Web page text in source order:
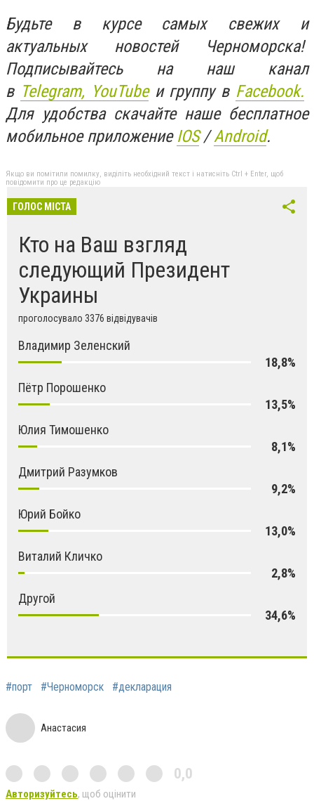
Будьте в курсе самых свежих и
актуальных новостей Черноморска!
Подписывайтесь на наш канал
в Telegram, YouTubeи группу в Facebook.
Для удобства скачайте наше бесплатное
мобильное приложение IOS/Android.
Якщо ви помітили помилку, виділіть необхідний текст і натисніть Ctrl + Enter, щоб
повідомити про це редакцію
ГОЛОС МІСТА
Кто на Ваш взгляд
следующий Президент
Украины
проголосувало 3376 відвідувачів
Владимир Зеленский
18,8%
Пётр Порошенко
13,5%
Юлия Тимошенко
8,1%
Дмитрий Разумков
9,2%
Юрий Бойко
13,0%
Виталий Кличко
2,8%
Другой
34,6%
#порт #Черноморск #декларация
Анастасия
0,0
Авторизуйтесь, щоб оцінити